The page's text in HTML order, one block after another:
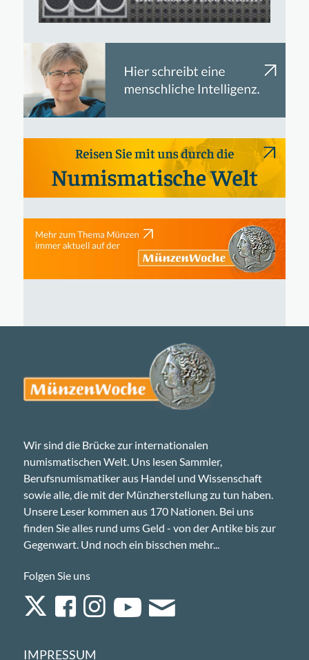
Wir sind die Brücke zur internationalen
numismatischen Welt. Uns lesen Sammler,
Berufsnumismatiker aus Handel und Wissenschaft
sowie alle, die mit der Münzherstellung zu tun haben.
Unsere Leser kommen aus 170 Nationen. Bei uns
finden Sie alles rund ums Geld - von der Antike bis zur
Gegenwart. Und noch ein bisschen mehr...
Folgen Sie uns
IMPRESSUM